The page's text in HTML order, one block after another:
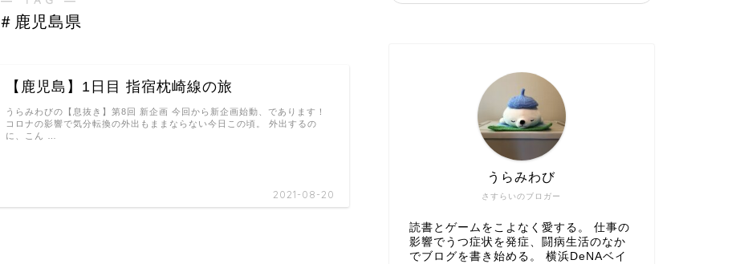
＃鹿児島県
【鹿児島】1日目 指宿枕崎線の旅
2021-08-20
うらみわびの【息抜き】第8回 新企画 今回から新企画始動、であります！
コロナの影響で気分転換の外出もままならない今日この頃。 外出するの
に、こん …
さすらいのブロガー
うらみわび
読書とゲームをこよなく愛する。 仕事の
影響でうつ症状を発症、闘病生活のなか
でブログを書き始める。 横浜DeNAベイ